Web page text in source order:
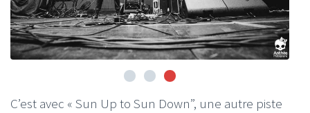
C’est avec « Sun Up to Sun Down”, une autre piste